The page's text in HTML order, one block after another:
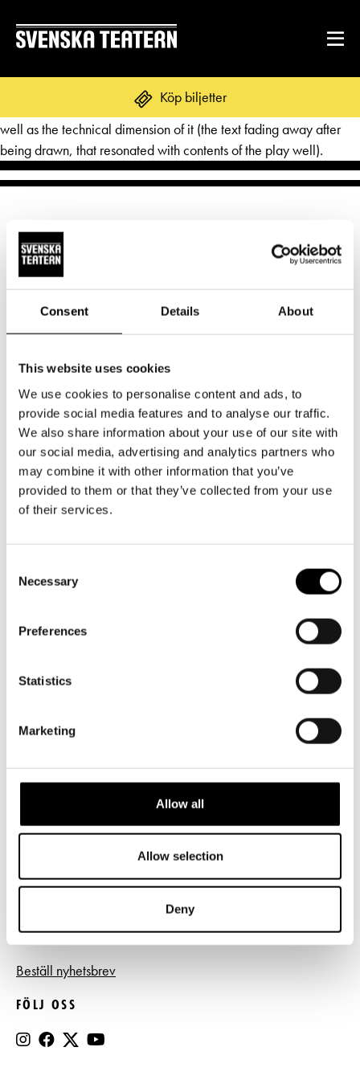
Consent Details About
This website uses cookies
We use cookies to personalise content and ads, to
provide social media features and to analyse our traffic.
We also share information about your use of our site with
our social media, advertising and analytics partners who
may combine it with other information that you’ve
provided to them or that they’ve collected from your use
of their services.
Selection
Necessary
Preferences
Statistics
Marketing
Allow all
Allow selection
Deny
Köp biljetter
REPERTOAR & BILJETTER
Kalender
Kundtjänst
Biljetter
Presentkort
DITT BESÖK
Mat & dryck
Publikarbete
Textning
Tillgänglighet
Frågor & svar
Platskarta
GRUPPER & FÖRETAG
Grupper & teaterombud
Företag
Guidning
OM SVENSKA TEATERN
Aktuellt
Teaterns verksamhet
Ensemble
Historia
Kontaktuppgifter
Press
Jobba hos oss
Nyhetsbrev
The play was very touching.
I like both the topic, the way how it was discussed / delivered, as
well as the technical dimension of it (the text fading away after
being drawn, that resonated with contents of the play well).
Norra esplanaden 2
00130 Helsingfors
Växel och reception
09 616 211
info@svenskateatern.fi
BILJETTER
Köp biljetter
biljetter@svenskateatern.fi
ti-fr kl 12-18
Frågor & svar
Jobba hos oss
BESTÄLL NYHETSBREV
Beställ nyhetsbrev
FÖLJ OSS